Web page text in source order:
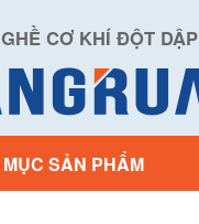
CƠ KHÍ ĐỘT DẬP
SẢN PHẨM